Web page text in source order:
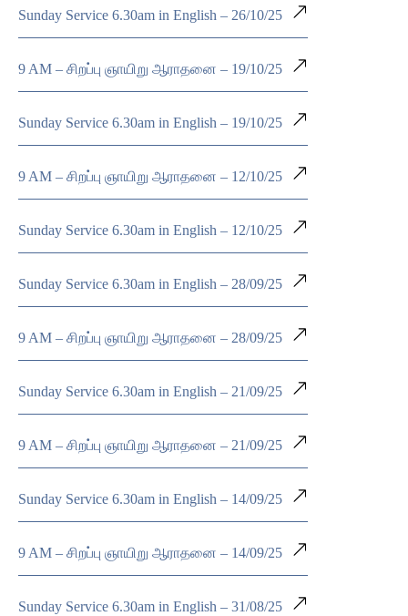
Sunday Service 6.30am in English – 26/10/25
9 AM – சிறப்பு ஞாயிறு ஆராதனை – 19/10/25
Sunday Service 6.30am in English – 19/10/25
9 AM – சிறப்பு ஞாயிறு ஆராதனை – 12/10/25
Sunday Service 6.30am in English – 12/10/25
Sunday Service 6.30am in English – 28/09/25
9 AM – சிறப்பு ஞாயிறு ஆராதனை – 28/09/25
Sunday Service 6.30am in English – 21/09/25
9 AM – சிறப்பு ஞாயிறு ஆராதனை – 21/09/25
Sunday Service 6.30am in English – 14/09/25
9 AM – சிறப்பு ஞாயிறு ஆராதனை – 14/09/25
Sunday Service 6.30am in English – 31/08/25